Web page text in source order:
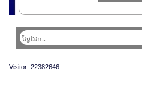
Visitor: 22382646